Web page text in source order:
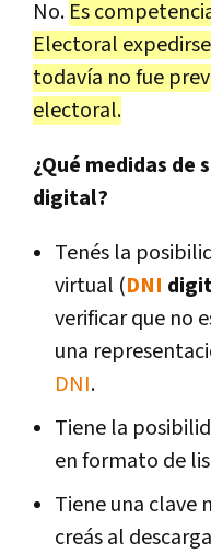
No. Es
Electoral
todavía no fue
electoral.
¿Qué medidas de
digital?
Tenés la
virtual (DNI
verificar que no
una
DNI.
Tiene la
en formato de
Tiene una clave
creás al